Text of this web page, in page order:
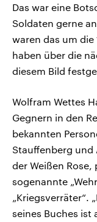
Das war eine
Soldaten gerne
waren das um
haben über die
diesem Bild
Wolfram Wettes
Gegnern in den
bekannten
Stauffenberg und
der Weißen
sogenannte
„Kriegsverräter“.
seines Buches